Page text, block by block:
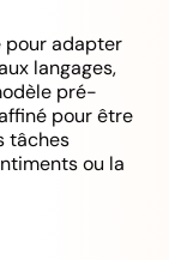
pour adapter
langages,
pré-
pour être
tâches
ou la